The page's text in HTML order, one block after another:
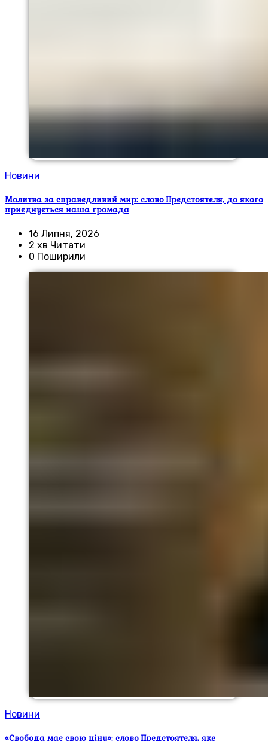
Новини
Молитва за справедливий мир: слово Предстоятеля, до якого
приєднується наша громада
16 Липня, 2026
2 хв Читати
0 Поширили
Новини
«Свобода має свою ціну»: слово Предстоятеля, яке